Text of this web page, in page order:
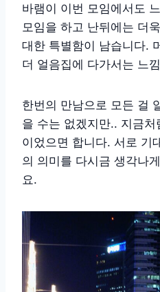
바램이 이번 모임에서도
모임을 하고 난뒤에는 더
대한 특별함이 남습니다.
더 얼음집에 다가서는 느
한번의 만남으로 모든 걸
을 수는 없겠지만.. 지금
이었으면 합니다. 서로 기
의 의미를 다시금 생각나
요.